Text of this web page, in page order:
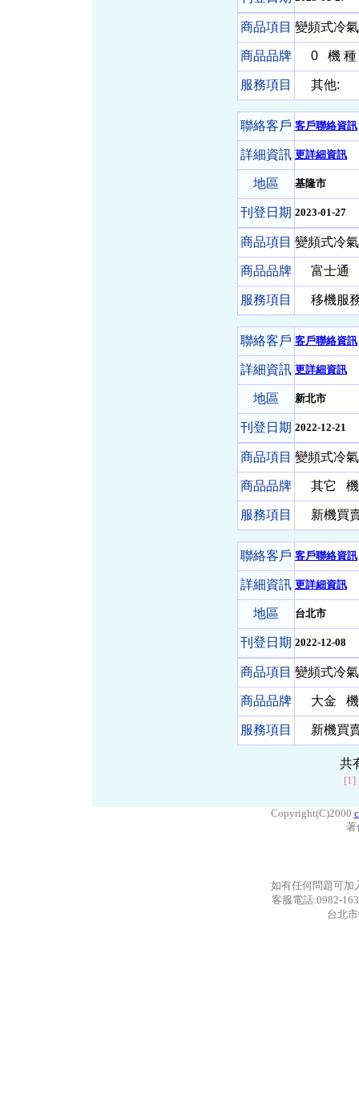
商品項目 變頻式冷
商品品牌 0 機
服務項目 其他:
聯絡客戶 客戶聯絡資訊
詳細資訊 更詳細資訊
地區 基隆市
刊登日期 2023-01-27
商品項目 變頻式冷
商品品牌 富士通
服務項目 移機服
聯絡客戶 客戶聯絡資訊
詳細資訊 更詳細資訊
地區 新北市
刊登日期 2022-12-21
商品項目 變頻式冷
商品品牌 其它
服務項目 新機買賣
聯絡客戶 客戶聯絡資訊
詳細資訊 更詳細資訊
地區 台北市
刊登日期 2022-12-08
商品項目 變頻式冷
商品品牌 大金
服務項目 新機買賣
共
[1]
Copyright(C)2000
如有任何問題可加
客服電話:0982-
台北